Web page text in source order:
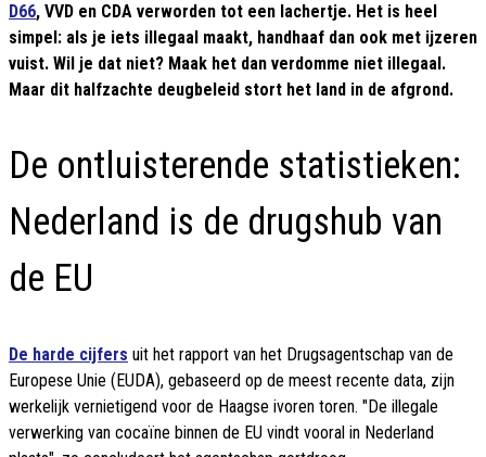
D66, VVD en CDA verworden tot een lachertje. Het is heel
simpel: als je iets illegaal maakt, handhaaf dan ook met ijzeren
vuist. Wil je dat niet? Maak het dan verdomme niet illegaal.
Maar dit halfzachte deugbeleid stort het land in de afgrond.
De ontluisterende statistieken:
Nederland is de drugshub van
de EU
De harde cijfers uit het rapport van het Drugsagentschap van de
Europese Unie (EUDA), gebaseerd op de meest recente data, zijn
werkelijk vernietigend voor de Haagse ivoren toren. "De illegale
verwerking van cocaïne binnen de EU vindt vooral in Nederland